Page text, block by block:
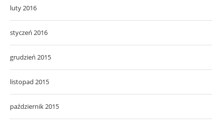
luty 2016
styczeń 2016
grudzień 2015
listopad 2015
październik 2015